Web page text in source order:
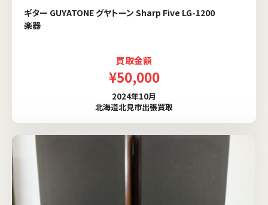
ギター GUYATONE グヤトーン Sharp Five LG-1200
楽器
買取金額
¥50,000
2024年10月
北海道北見市出張買取